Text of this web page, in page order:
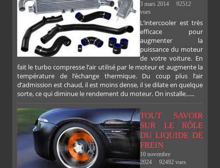
FACEBOOKTWITTERGOOGLEPINTEREST
3 mars 2014
92512
vues
L’intercooler est très
efficace pour
augmenter la
puissance du moteur
de votre voiture. En
fait le turbo compresse l’air utilisé par le moteur et augmente la
température de l’échange thermique. Du coup plus l’air
d’admission est chaud, il est moins dense, il se dilate en quelque
sorte, ce qui diminue le rendement du moteur. On installe......
TOUT SAVOIR
SUR LE RÔLE
DU LIQUIDE DE
FREIN
10 novembre
2024
92492 vues